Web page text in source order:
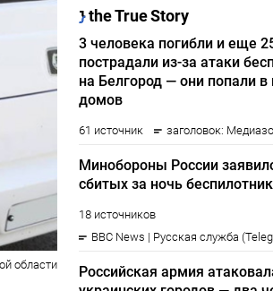
области